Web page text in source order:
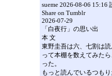
sueme 2026-08-06 15:16
Share on Tumblr
2026-07-29
「白夜行」の思い出
本 文
東野圭吾は六、七割は
って本棚を数えてみた
った。
もっと読んでいるつも